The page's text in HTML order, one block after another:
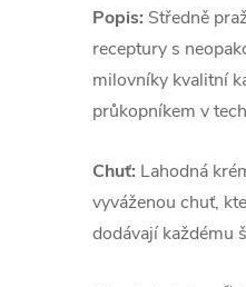
Popis: Středně
receptury s
milovníky kvalitní
průkopníkem v
Chuť: Lahodná
vyváženou chuť,
dodávají každému